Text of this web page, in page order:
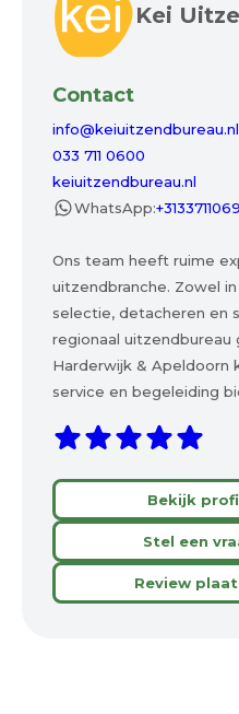
Kei
Contact
info@keiuitzendbureau.nl
033 711 0600
keiuitzendbureau.nl
WhatsApp:
Ons team heeft ruime
uitzendbranche. Zowel
selectie, detacheren en
regionaal
Harderwijk & Apeldoorn
service en begeleiding
Bekijk
Stel een
Review